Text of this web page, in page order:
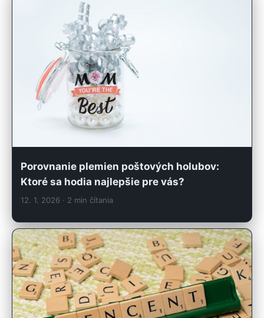
Porovnanie plemien poštových holubov:
Ktoré sa hodia najlepšie pre vás?
12. 1. 2026 · 2 min čítania